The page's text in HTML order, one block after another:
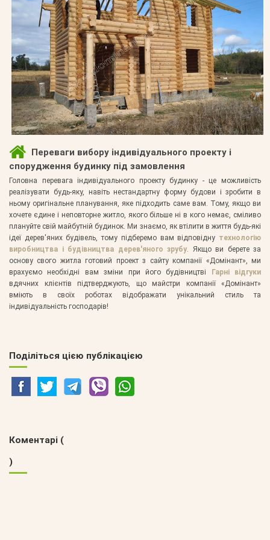
Переваги вибору індивідуального проекту і
спорудження будинку під замовлення
Головна перевага індивідуального проекту будинку - це можливість
реалізувати будь-яку, навіть нестандартну форму будови і зробити в
ньому оригінальне планування, яке підходить саме вам. Тому, якщо ви
хочете єдине і неповторне житло, якого більше ні в кого немає, сміливо
плануйте свій майбутній будинок. Ми знаємо, як втілити в життя будь-які
ідеї дерев'яних будівель, тому підберемо вам відповідну технологію
виробництва і будівництва дерев'яного зрубу. Якщо ви берете за
основу свого житла готовий проект з сайту компанії «Домінант», ми
врахуємо необхідні вам зміни при його будівництві
Гарні відгуки
вдячних клієнтів підтверджують, що майстри компанії «Домінант»
вміють в своїх роботах відображати унікальний стиль та
індивідуальність господарів!
Поділіться цією публікацією
Коментарі (
)